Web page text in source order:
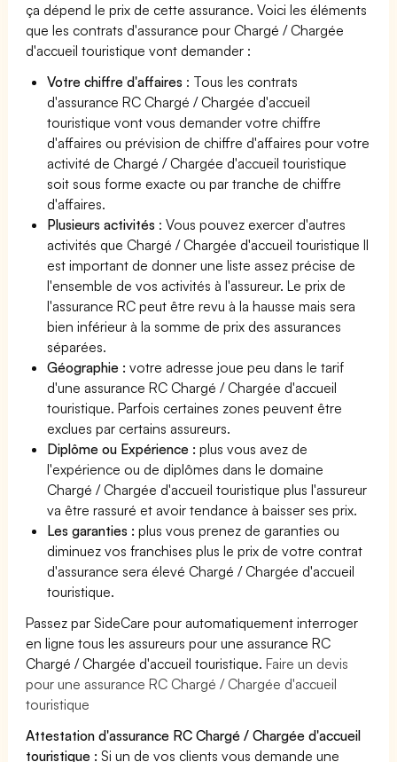
ça dépend le prix de cette assurance. Voici les éléments
que les contrats d'assurance pour Chargé / Chargée
d'accueil touristique vont demander :
Votre chiffre d'affaires : Tous les contrats
d'assurance RC Chargé / Chargée d'accueil
touristique vont vous demander votre chiffre
d'affaires ou prévision de chiffre d'affaires pour votre
activité de Chargé / Chargée d'accueil touristique
soit sous forme exacte ou par tranche de chiffre
d'affaires.
Plusieurs activités : Vous pouvez exercer d'autres
activités que Chargé / Chargée d'accueil touristique Il
est important de donner une liste assez précise de
l'ensemble de vos activités à l'assureur. Le prix de
l'assurance RC peut être revu à la hausse mais sera
bien inférieur à la somme de prix des assurances
séparées.
Géographie :votre adresse joue peu dans le tarif
d'une assurance RC Chargé / Chargée d'accueil
touristique. Parfois certaines zones peuvent être
exclues par certains assureurs.
Diplôme ou Expérience :plus vous avez de
l'expérience ou de diplômes dans le domaine
Chargé / Chargée d'accueil touristique plus l'assureur
va être rassuré et avoir tendance à baisser ses prix.
Les garanties :plus vous prenez de garanties ou
diminuez vos franchises plus le prix de votre contrat
d'assurance sera élevé Chargé / Chargée d'accueil
touristique.
Passez par SideCare pour automatiquement interroger
en ligne tous les assureurs pour une assurance RC
Chargé / Chargée d'accueil touristique.Faire un devis
pour une assurance RC Chargé / Chargée d'accueil
touristique
Attestation d'assurance RC Chargé / Chargée d'accueil
touristique : Si un de vos clients vous demande une